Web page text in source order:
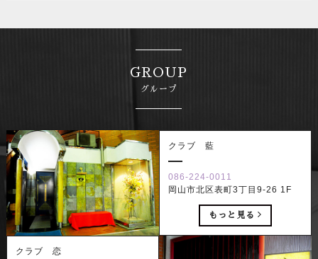
GROUP
グループ
クラブ 藍
086-224-0011
岡山市北区表町3丁目9-26 1F
もっと見る
クラブ 恋